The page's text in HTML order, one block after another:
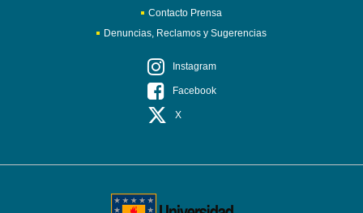
Contacto Prensa
Denuncias, Reclamos y Sugerencias
Instagram
Facebook
X